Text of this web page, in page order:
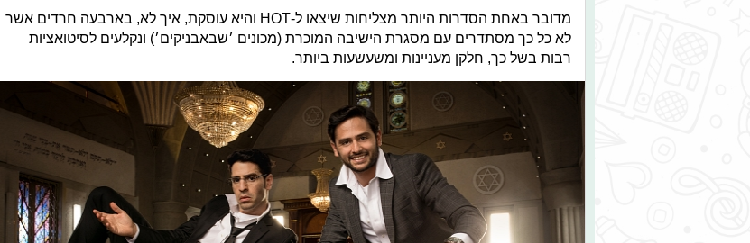
מדובר באחת הסדרות היותר מצליחות שיצאו ל-HOT והיא עוסקת, איך לא, בארבעה חרדים אשר
לא כל כך מסתדרים עם מסגרת הישיבה המוכרת (מכונים ׳שבאבניקים׳) ונקלעים לסיטואציות
רבות בשל כך, חלקן מעניינות ומשעשעות ביותר.